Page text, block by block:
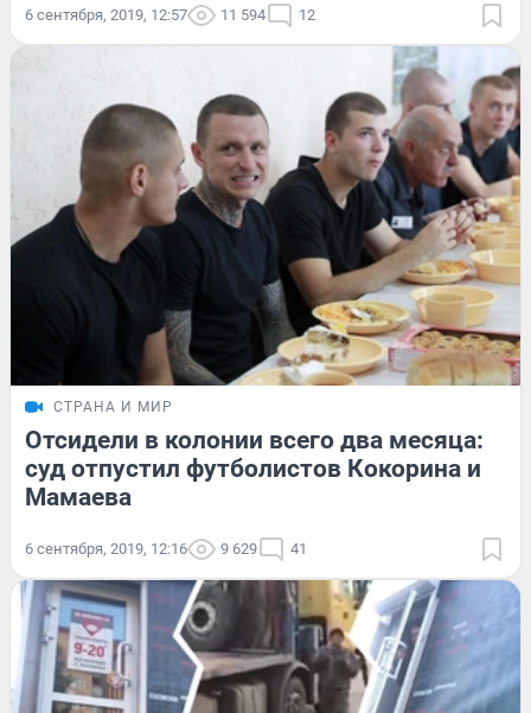
6 сентября, 2019, 12:57 11 594 12
СТРАНА И МИР
Отсидели в колонии всего два месяца:
суд отпустил футболистов Кокорина и
Мамаева
6 сентября, 2019, 12:16 9 629 41